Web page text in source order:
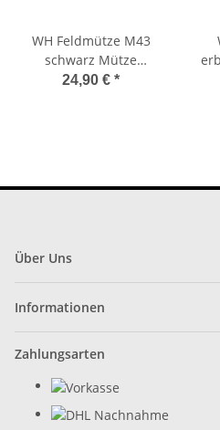
WH Feldmütze M43
schwarz Mütze
Wehrmacht Repro 60
24,90 € *
Über Uns
Informationen
Zahlungsarten